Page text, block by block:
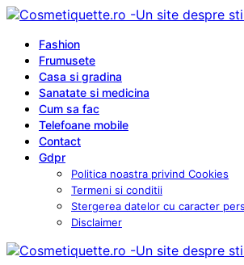
Fashion
Frumusete
Casa si gradina
Sanatate si medicina
Cum sa fac
Telefoane mobile
Contact
Gdpr
Politica noastra privind Cookies
Termeni si conditii
Stergerea datelor cu caracter
Disclaimer